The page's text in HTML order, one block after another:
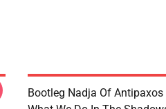
Bootleg Nadja Of